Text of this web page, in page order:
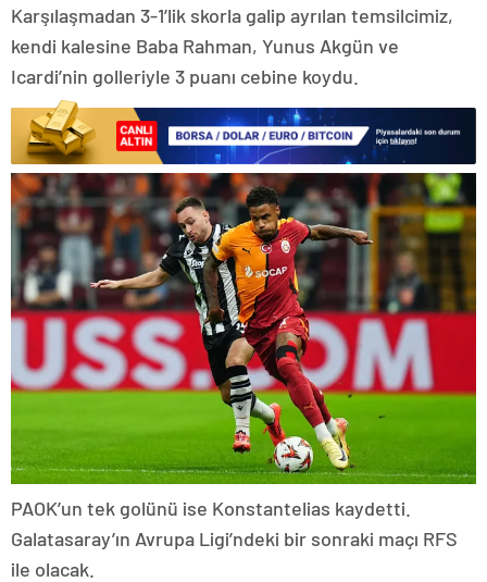
Karşılaşmadan 3-1’lik skorla galip ayrılan temsilcimiz,
kendi kalesine Baba Rahman, Yunus Akgün ve
Icardi’nin golleriyle 3 puanı cebine koydu.
PAOK’un tek golünü ise Konstantelias kaydetti.
Galatasaray’ın Avrupa Ligi’ndeki bir sonraki maçı RFS
ile olacak.